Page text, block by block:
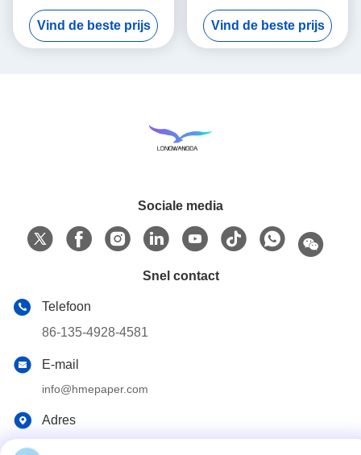
Filtreerpapierelement van
het Vochtigheidsruilmiddel
Vind de beste prijs
Filtreerpapierhitte en
Vochtigheidsuitwisseling
Vind de beste prijs
Sociale media
Snel contact
Telefoon
86-135-4928-4581
E-mail
info@hmepaper.com
Adres